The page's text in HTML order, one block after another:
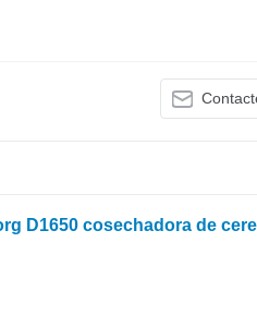
D1650 cosechadora de